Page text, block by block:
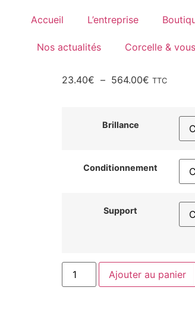
Accueil L’entreprise
Nos actualités Corcelle & vous
23.40€ – 564.00€ TTC
Brillance
Conditionnement
Support
Ajouter au panier